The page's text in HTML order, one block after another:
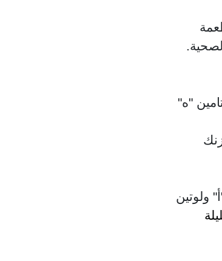
"ه"
ولوتين